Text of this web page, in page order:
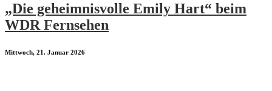
„Die geheimnisvolle Emily Hart“ beim
WDR Fernsehen
Mittwoch, 21. Januar 2026